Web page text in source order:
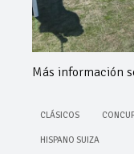
Más información
CLÁSICOS
HISPANO SUIZA